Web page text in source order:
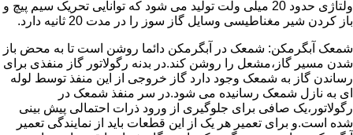
ولتاژی حدود 20 میلی ولت تولید می شود که توانایی تحریک سیم پیچ و
باز کردن شیر مغناطیسی وسایل گاز سوز را در مدت 20 ثانیه دارد.
شمعک آبگرمکن: شمعک در آبگرمکن دائما روشن است تا به محض باز
شدن مسیر گاز،مشعل را روشن کند.در بدنه رگولاتور گاز منفذی برای
رساندن گاز به شمعک وجود دارد گاز خروجی از این منفذ توسط لوله
ای به نازل شمعک رسانیده می شود.در سر منفذ شمعک در
رگولاتور،یک صافی برای جلوگیری از ورود ذرات احتمالی پیش بینی
شده است.و برای تعمیر هر یک از این قطعات باید از نمایندگی تعمیر